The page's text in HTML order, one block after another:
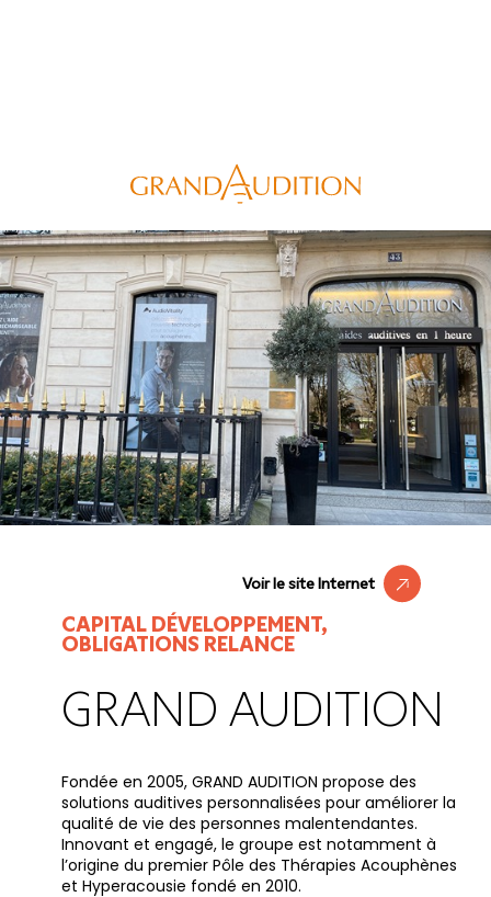
Voir le site Internet
CAPITAL DÉVELOPPEMENT,
OBLIGATIONS RELANCE
GRAND AUDITION
Fondée en 2005, GRAND AUDITION propose des
solutions auditives personnalisées pour améliorer la
qualité de vie des personnes malentendantes.
Innovant et engagé, le groupe est notamment à
l’origine du premier Pôle des Thérapies Acouphènes
et Hyperacousie fondé en 2010.